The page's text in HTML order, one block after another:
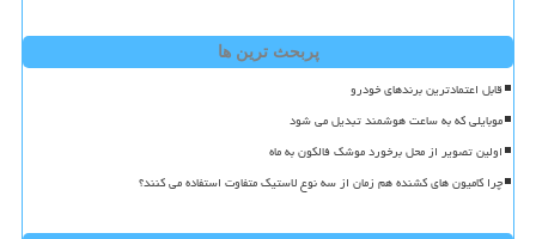
پربحث ترین ها
قابل اعتمادترین برندهای خودرو
موبایلی که به ساعت هوشمند تبدیل می شود
اولین تصویر از محل برخورد موشک فالکون به ماه
چرا کامیون های کشنده هم زمان از سه نوع لاستیک متفاوت استفاده می کنند؟